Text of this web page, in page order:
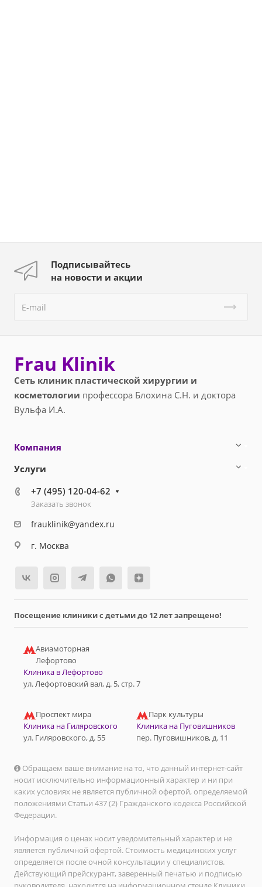
Подписывайтесь
на новости и акции
Frau Klinik
Сеть клиник пластической хирургии и
косметологии профессора Блохина С.Н. и доктора
Вульфа И.А.
Компания
Услуги
+7 (495) 120-04-62
Заказать звонок
frauklinik@yandex.ru
г. Москва
Посещение клиники с детьми до 12 лет запрещено!
Авиамоторная
Лефортово
Клиника в Лефортово
ул. Лефортовский вал, д. 5, стр. 7
Проспект мира
Клиника на Гиляровского
ул. Гиляровского, д. 55
Парк культуры
Клиника на Пуговишников
пер. Пуговишников, д. 11
Обращаем ваше внимание на то, что данный интернет-сайт
носит исключительно информационный характер и ни при
каких условиях не является публичной офертой, определяемой
положениями Статьи 437 (2) Гражданского кодекса Российской
Федерации.
Информация о ценах носит уведомительный характер и не
является публичной офертой. Стоимость медицинских услуг
определяется после очной консультации у специалистов.
Действующий прейскурант, заверенный печатью и подписью